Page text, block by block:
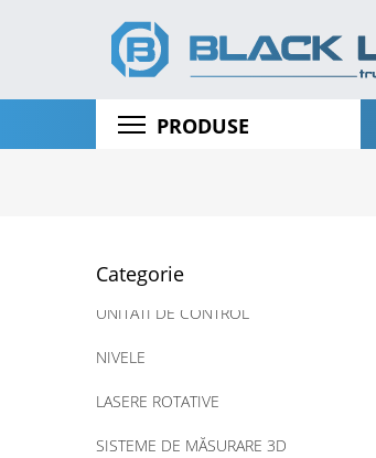
PRODUSE
Categorie
STAȚII TOTALE ȘI TEODOLITE
UAV
UNITATI DE CONTROL
NIVELE
LASERE ROTATIVE
SISTEME DE MĂSURARE 3D